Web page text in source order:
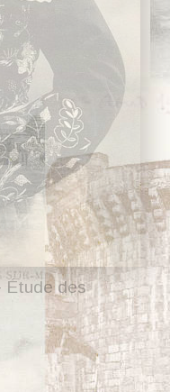
Étude des